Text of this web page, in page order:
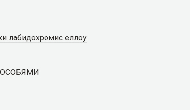
лабидохромис еллоу